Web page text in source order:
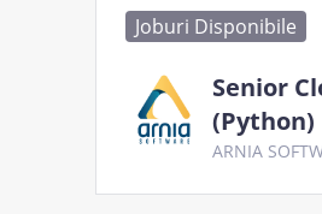
Joburi Disponibile
Senior
(Python)
ARNIA